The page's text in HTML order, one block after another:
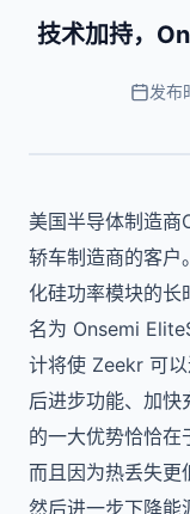
技术加持，
发布
美国半导体制造
轿车制造商的客户
化硅功率模块的
名为 Onsemi
计将使 Zeekr 可
后进步功能、加
的一大优势恰恰
而且因为热丢失更
然后进一步下降能